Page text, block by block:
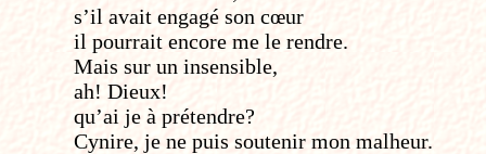
s’il avait engagé son cœur
il pourrait encore me le rendre.
Mais sur un insensible,
ah! Dieux!
qu’ai je à prétendre?
Cynire, je ne puis soutenir mon malheur.